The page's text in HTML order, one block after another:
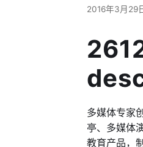
2016年3月29
多媒体专家
亭、多媒体
教育产品，